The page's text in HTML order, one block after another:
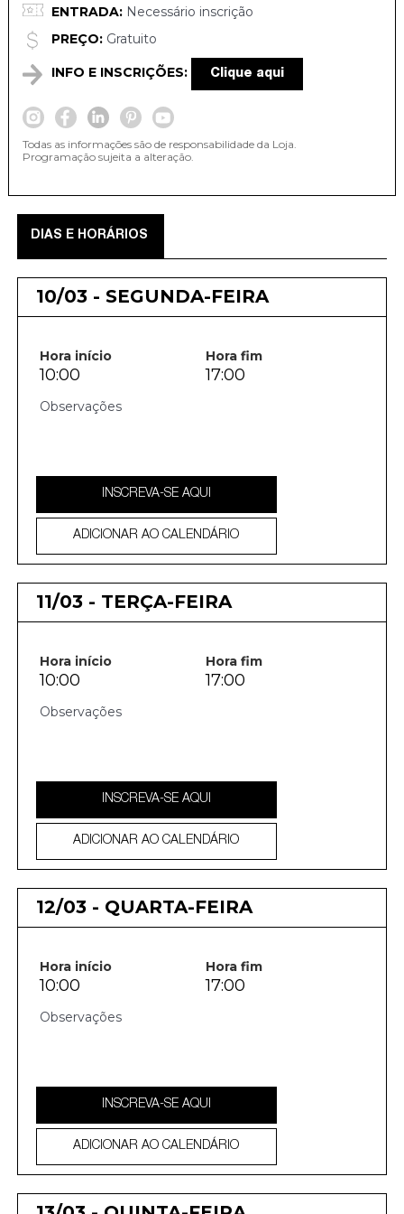
ENTRADA:Necessário inscrição
PREÇO:Gratuito
INFO E INSCRIÇÕES: Clique aqui
Todas as informações são de responsabilidade da Loja.
Programação sujeita a alteração.
DIAS E HORÁRIOS
10/03 - SEGUNDA-FEIRA
Hora início Hora fim
10:00 17:00
INSCREVA-SE AQUI
ADICIONAR AO CALENDÁRIO
11/03 - TERÇA-FEIRA
Hora início Hora fim
10:00 17:00
INSCREVA-SE AQUI
ADICIONAR AO CALENDÁRIO
12/03 - QUARTA-FEIRA
Hora início Hora fim
10:00 17:00
INSCREVA-SE AQUI
ADICIONAR AO CALENDÁRIO